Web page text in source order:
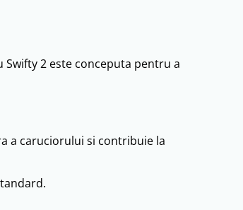
2 este conceputa pentru a
a caruciorului si contribuie la